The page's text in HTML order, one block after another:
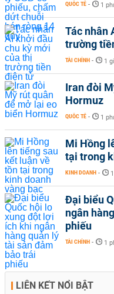
QUỐC TẾ - 1
Tác nhân
trường
TÀI CHÍNH - 1
Iran đòi
Hormuz
QUỐC TẾ - 1
Mi Hồng
tại trong
KINH DOANH -
Đại biểu
ngân
phiếu
TÀI CHÍNH - 1
LIÊN KẾT NỔI BẬT